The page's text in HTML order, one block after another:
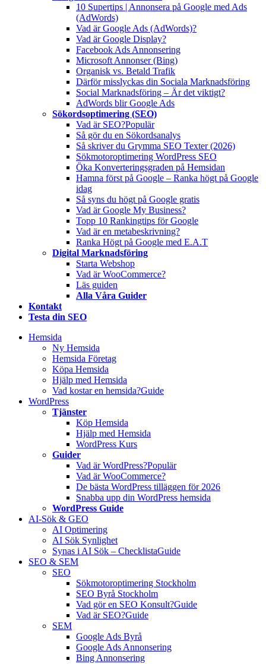
10 Supertips | Annonsera på Google med Ads
(AdWords)
Vad är Google Ads (AdWords)?
Vad är Google Display?
Facebook Ads Annonsering
Microsoft Annonser (Bing)
Organisk vs. Betald Trafik
Därför misslyckas din Sociala Marknadsföring
Social Marknadsföring – Är det viktigt?
AdWords blir Google Ads
Sökordsoptimering (SEO)
Vad är SEO?Populär
Så gör du en Sökordsanalys
Så skriver du Grymma SEO Texter (2026)
Sökmotoroptimering WordPress SEO
Öka Konverteringsgraden på Hemsidan
Hamna först på Google – Ranka högt på Google
idag
Så syns du högt på Google gratis
Vad är Google My Business?
Topp 10 Rankingtips för Google
Vad är en metabeskrivning?
Ranka Högt på Google med E.A.T
Digital Marknadsföring
Starta Webshop
Vad är WooCommerce?
Läs guiden
Alla Våra Guider
Kontakt
Testa din SEO
Hemsida
Ny Hemsida
Hemsida Företag
Köpa Hemsida
Hjälp med Hemsida
Vad kostar en hemsida?Guide
WordPress
Tjänster
Köp Hemsida
Hjälp med Hemsida
WordPress Kurs
Guider
Vad är WordPress?Populär
Vad är WooCommerce?
De bästa WordPress tilläggen för 2026
Snabba upp din WordPress hemsida
WordPress Guide
AI-Sök & GEO
AI Optimering
AI Sök Synlighet
Synas i AI Sök – ChecklistaGuide
SEO & SEM
SEO
Sökmotoroptimering Stockholm
SEO Byrå Stockholm
Vad gör en SEO Konsult?Guide
Vad är SEO?Guide
SEM
Google Ads Byrå
Google Ads Annonsering
Bing Annonsering